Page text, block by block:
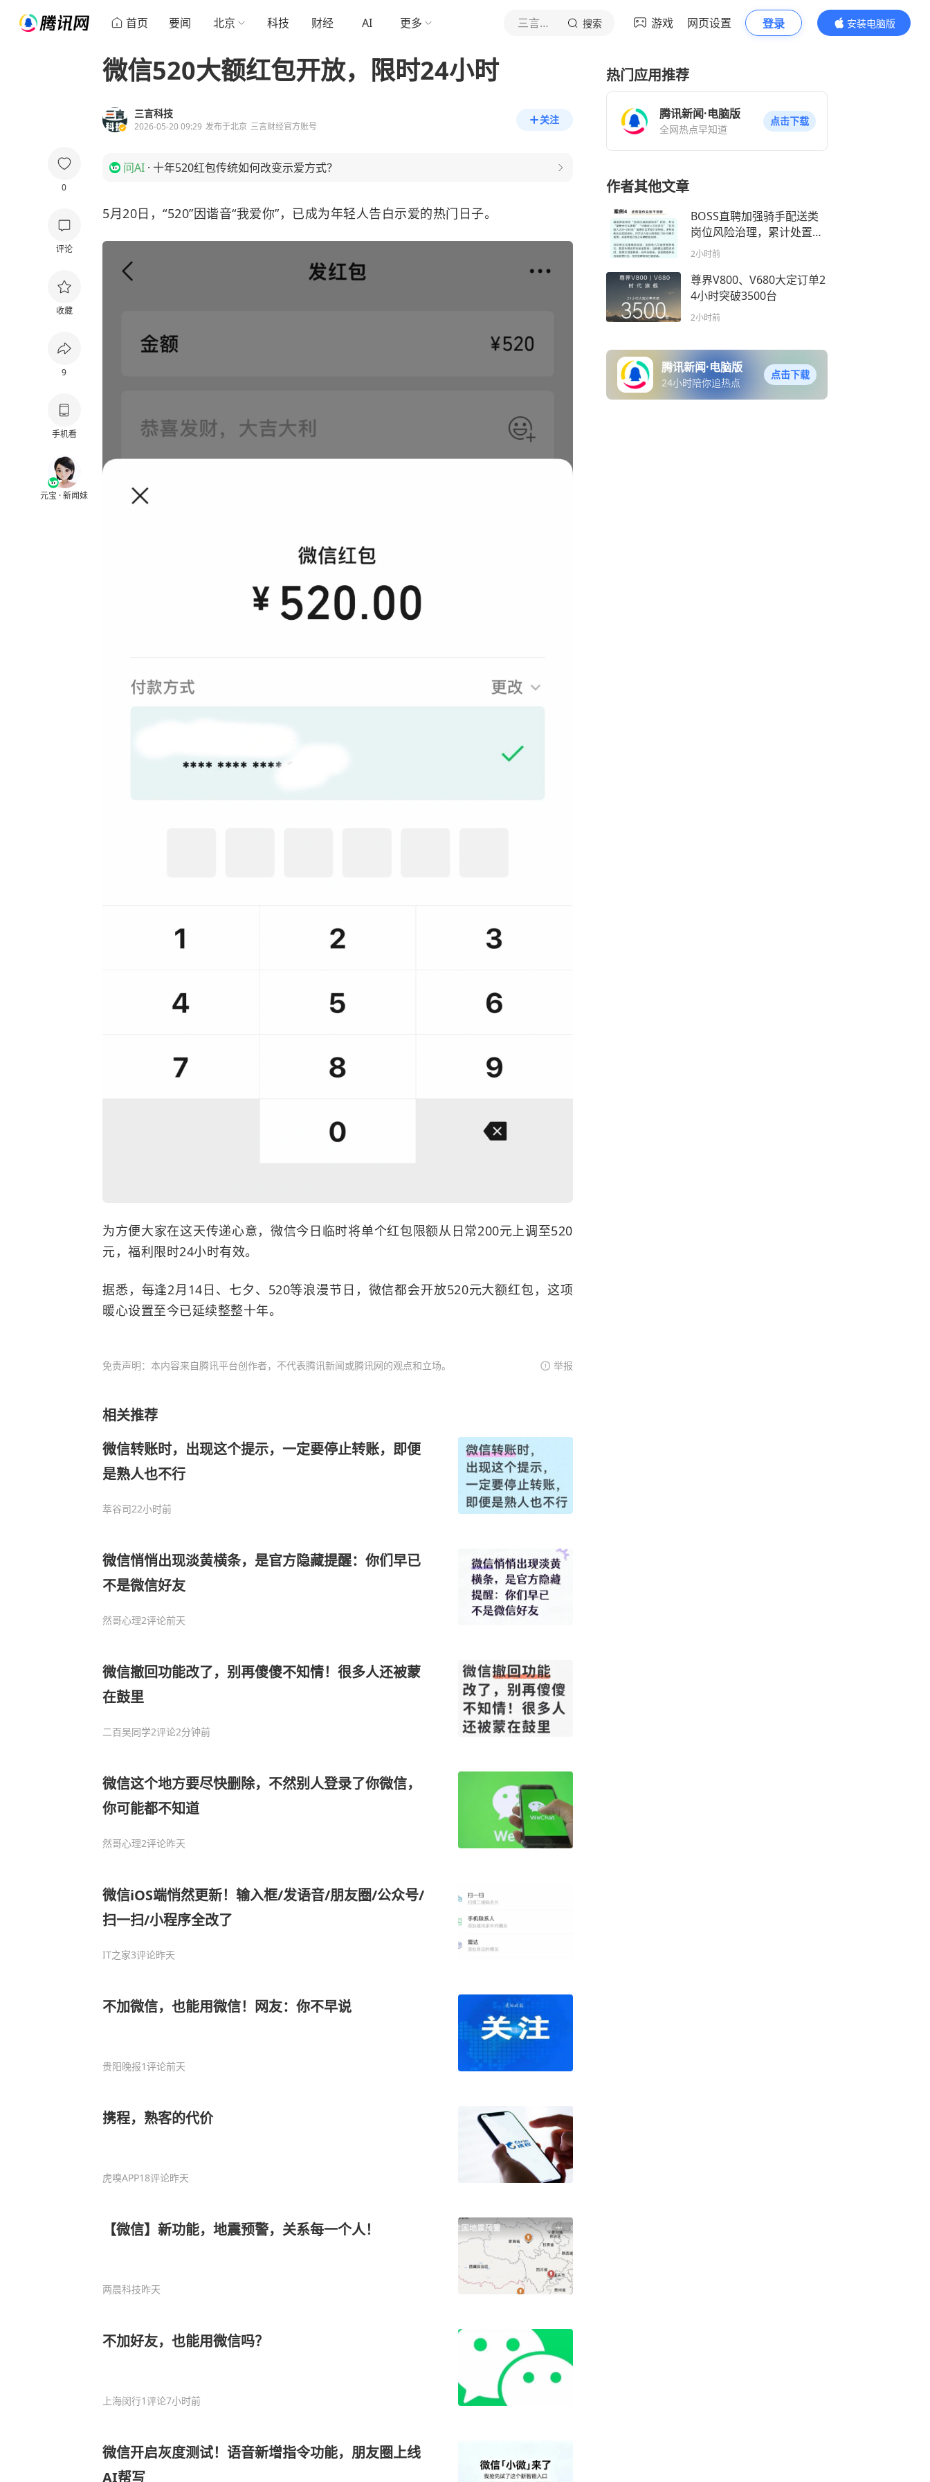
首页 要闻 北京 科技 财经 AI 更多 三言科技 搜索 游戏 网页设置 登录
安装电脑版
内容更精彩
0
评论
收藏
9
手机看
元宝 · 新闻妹
微信520大额红包开放，限时24小时
三言科技
2026-05-20 09:29 发布于北京 三言财经官方账号
关注
问AI · 十年520红包传统如何改变示爱方式？
5月20日，“520”因谐音“我爱你”，已成为年轻人告白示爱的热门日子。
为方便大家在这天传递心意，微信今日临时将单个红包限额从日常200元上调至520
元，福利限时24小时有效。
据悉，每逢2月14日、七夕、520等浪漫节日，微信都会开放520元大额红包，这项
暖心设置至今已延续整整十年。
免责声明：本内容来自腾讯平台创作者，不代表腾讯新闻或腾讯网的观点和立场。 举报
相关推荐
微信转账时，出现这个提示，一定要停止转账，即便
是熟人也不行
萃谷司22小时前
微信悄悄出现淡黄横条，是官方隐藏提醒：你们早已
不是微信好友
然哥心理2评论前天
微信撤回功能改了，别再傻傻不知情！很多人还被蒙
在鼓里
二百吴同学2评论2分钟前
微信这个地方要尽快删除，不然别人登录了你微信，
你可能都不知道
然哥心理2评论昨天
微信iOS端悄然更新！输入框/发语音/朋友圈/公众号/
扫一扫/小程序全改了
IT之家3评论昨天
不加微信，也能用微信！网友：你不早说
贵阳晚报1评论前天
携程，熟客的代价
虎嗅APP18评论昨天
【微信】新功能，地震预警，关系每一个人！
两晨科技昨天
不加好友，也能用微信吗？
上海闵行1评论7小时前
微信开启灰度测试！语音新增指令功能，朋友圈上线
AI帮写
热门应用推荐
腾讯新闻·电脑版
全网热点早知道
点击下载
作者其他文章
BOSS直聘加强骑手配送类
岗位风险治理，累计处置违
规账号近2.6万个
2小时前
尊界V800、V680大定订单2
4小时突破3500台
2小时前
腾讯新闻·电脑版
24小时陪你追热点
点击下载